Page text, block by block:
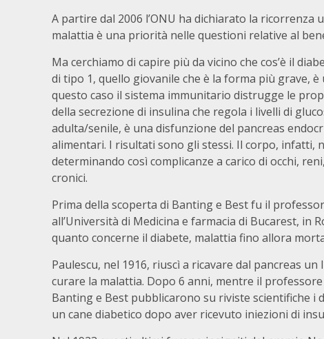
A partire dal 2006 l’ONU ha dichiarato la
malattia è una priorità nelle questioni relative al
Ma cerchiamo di capire più da vicino che cos’è il
di tipo 1, quello giovanile che è la forma più grave,
questo caso il sistema immunitario distrugge le
della secrezione di insulina che regola i livelli di
adulta/senile, è una disfunzione del pancreas
alimentari. I risultati sono gli stessi. Il corpo, infatti,
determinando così complicanze a carico di occhi,
cronici.
Prima della scoperta di Banting e Best fu il
all’Università di Medicina e farmacia di Bucarest, in
quanto concerne il diabete, malattia fino allora
Paulescu, nel 1916, riuscì a ricavare dal pancreas
curare la malattia. Dopo 6 anni, mentre il
Banting e Best pubblicarono su riviste scientifiche i
un cane diabetico dopo aver ricevuto iniezioni di